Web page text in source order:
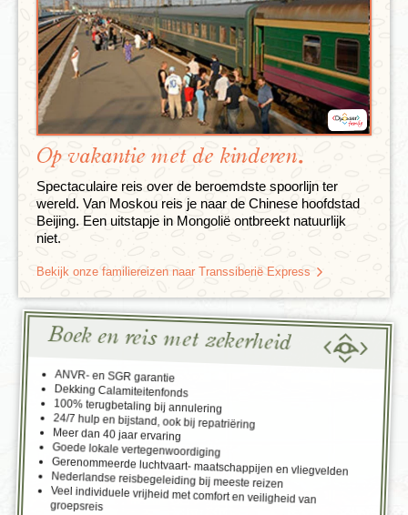
Op vakantie met de kinderen.
Spectaculaire reis over de beroemdste spoorlijn ter
wereld. Van Moskou reis je naar de Chinese hoofdstad
Beijing. Een uitstapje in Mongolië ontbreekt natuurlijk
niet.
Bekijk onze familiereizen naar Transsiberië Express
Boek en reis met zekerheid
ANVR- en SGR garantie
Dekking Calamiteitenfonds
100% terugbetaling bij annulering
24/7 hulp en bijstand, ook bij repatriëring
Meer dan 40 jaar ervaring
Goede lokale vertegenwoordiging
Gerenommeerde luchtvaart- maatschappijen en vliegvelden
Nederlandse reisbegeleiding bij meeste reizen
Veel individuele vrijheid met comfort en veiligheid van
groepsreis